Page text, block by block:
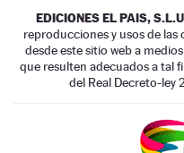
EDICIONES EL PAIS,
reproducciones y usos de las
desde este sitio web a
que resulten adecuados a tal
del Real Decreto-ley